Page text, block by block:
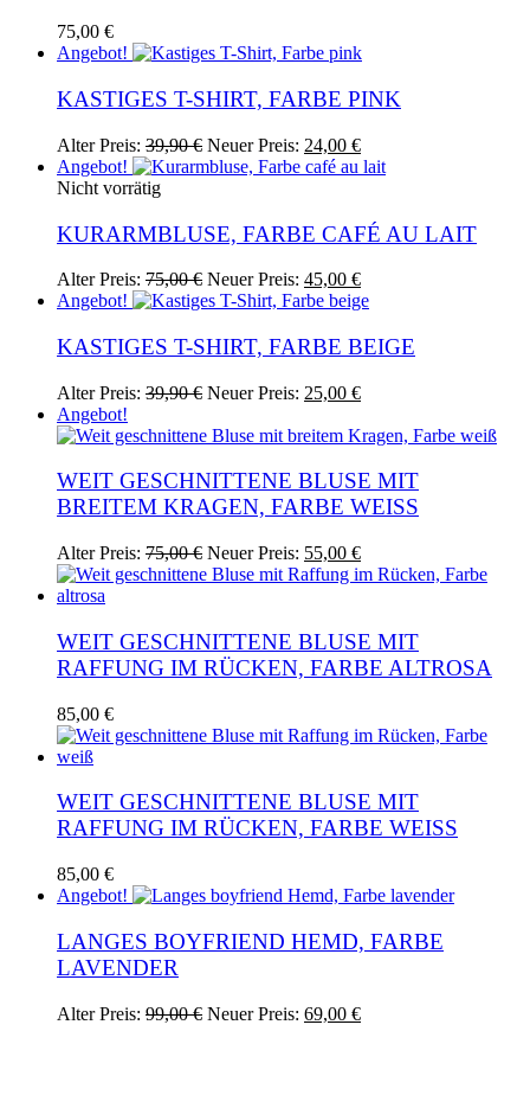
75,00 €
Angebot!
KASTIGES T-SHIRT, FARBE PINK
Alter Preis: 39,90€ Ursprünglicher
Preis
Neuer Preis: 24,00 €Aktueller
Preis
Dieses
Produkt
Varianten
auf.
Die
Optionen
können
auf
der
gewählt
Angebot!
Nicht vorrätig
KURARMBLUSE, FARBE CAFÉ AU LAIT
Alter Preis: 75,00€ Ursprünglicher
Preis
75,00 €
Neuer Preis: 45,00 €Aktueller
Preis
45,00 €.
Angebot!
KASTIGES T-SHIRT, FARBE BEIGE
Alter Preis: 39,90€ Ursprünglicher
war:
Neuer Preis: 25,00 €Aktueller
ist:
Dieses
weist
Varianten
auf.
Die
können
auf
gewählt
werden
Angebot!
WEIT GESCHNITTENE BLUSE MIT
BREITEM KRAGEN, FARBE WEISS
Alter Preis: 75,00€ Ursprünglicher
Preis
Neuer Preis: 55,00 €Aktueller
Preis
WEIT GESCHNITTENE BLUSE MIT
RAFFUNG IM RÜCKEN, FARBE ALTROSA
85,00 €
WEIT GESCHNITTENE BLUSE MIT
RAFFUNG IM RÜCKEN, FARBE WEISS
85,00 €
Angebot!
LANGES BOYFRIEND HEMD, FARBE
LAVENDER
Alter Preis: 99,00€ Ursprünglicher
Neuer Preis: 69,00 €Aktueller